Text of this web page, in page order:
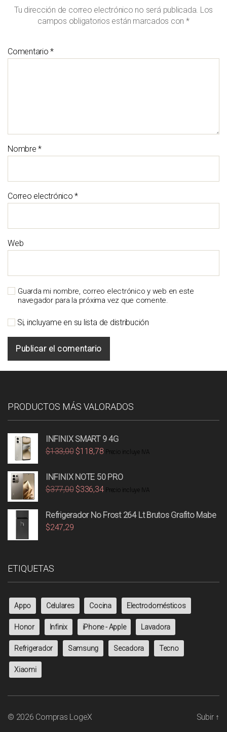
Tu dirección de correo electrónico no será publicada. Los
campos obligatorios están marcados con *
Comentario*
Nombre*
Correo electrónico*
Web
Guarda mi nombre, correo electrónico y web en este
navegador para la próxima vez que comente.
Si, incluyame en su lista de distribución
PRODUCTOS MÁS VALORADOS
INFINIX SMART 9 4G
$133,00 $118,78 Precio incluye IVA
INFINIX NOTE 50 PRO
$377,00 $336,34 Precio incluye IVA
Refrigerador No Frost 264 Lt Brutos Grafito Mabe
$247,29
ETIQUETAS
Appo Celulares Cocina Electrodomésticos
Honor Infinix iPhone - Apple Lavadora
Refrigerador Samsung Secadora Tecno
Xiaomi
© 2026 Compras LogeX Subir ↑